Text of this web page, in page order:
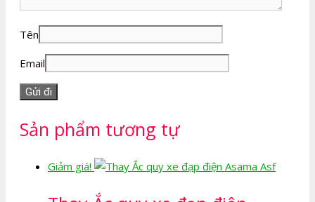
Tên
Email
Sản phẩm tương tự
Giảm giá!